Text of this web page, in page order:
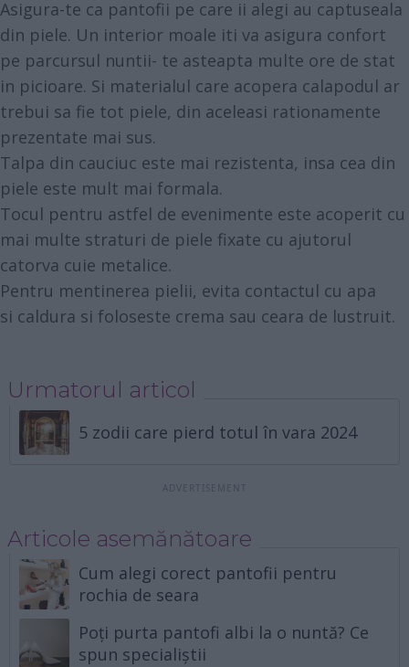
Asigura-te ca pantofii pe care ii alegi au captuseala
din piele. Un interior moale iti va asigura confort
pe parcursul nuntii- te asteapta multe ore de stat
in picioare. Si materialul care acopera calapodul ar
trebui sa fie tot piele, din aceleasi rationamente
prezentate mai sus.
Talpa din cauciuc este mai rezistenta, insa cea din
piele este mult mai formala.
Tocul pentru astfel de evenimente este acoperit cu
mai multe straturi de piele fixate cu ajutorul
catorva cuie metalice.
Pentru mentinerea pielii, evita contactul cu apa
si caldura si foloseste crema sau ceara de lustruit.
Urmatorul articol
5 zodii care pierd totul în vara 2024
Articole asemănătoare
Cum alegi corect pantofii pentru
rochia de seara
Poți purta pantofi albi la o nuntă? Ce
spun specialiștii